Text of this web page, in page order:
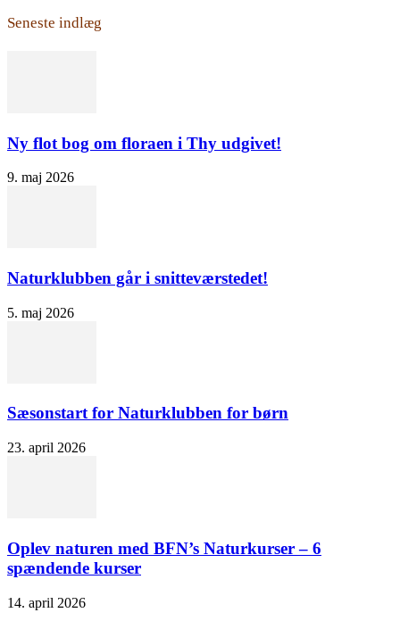
Seneste indlæg
Ny flot bog om floraen i Thy udgivet!
9. maj 2026
Naturklubben går i snitteværstedet!
5. maj 2026
Sæsonstart for Naturklubben for børn
23. april 2026
Oplev naturen med BFN’s Naturkurser – 6
spændende kurser
14. april 2026